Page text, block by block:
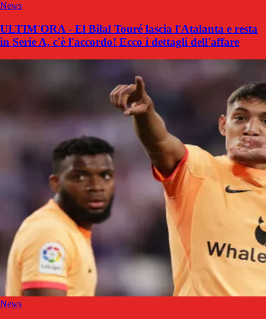
News
ULTIM'ORA - El Bilal Touré lascia l'Atalanta e resta
in Serie A, c'è l'accordo! Ecco i dettagli dell'affare
News